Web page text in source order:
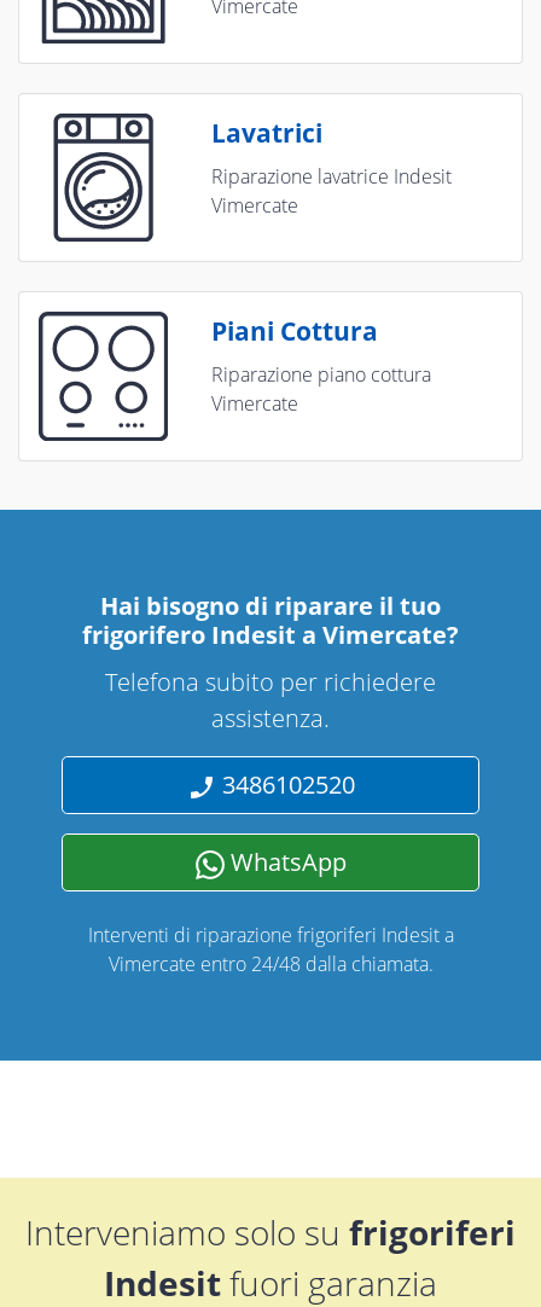
Vimercate
Lavatrici
Riparazione lavatrice Indesit
Vimercate
Piani Cottura
Riparazione piano cottura
Vimercate
Hai bisogno di riparare il tuo
frigorifero Indesit a Vimercate?
Telefona subito per richiedere
assistenza.
3486102520
WhatsApp
Interventi di riparazione frigoriferi Indesit a
Vimercate entro 24/48 dalla chiamata.
Interveniamo solo su frigoriferi
Indesitfuori garanzia